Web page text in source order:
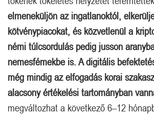
elmeneküljön az ingatlanoktól,
kötvénypiacokat, és közvetlenül a
némi túlcsordulás pedig jusson
nemesfémekbe is. A digitális
még mindig az elfogadás korai
alacsony értékelési tartományban
megváltozhat a következő 6–12